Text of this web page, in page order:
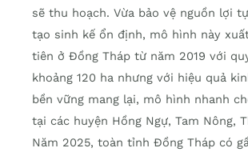
sẽ thu hoạch. Vừa bảo vệ nguồn lợi
tạo sinh kế ổn định, mô hình này
tiên ở Đồng Tháp từ năm 2019 với
khoảng 120 ha nhưng với hiệu quả
bền vững mang lại, mô hình nhanh
tại các huyện Hồng Ngự, Tam Nông,
Năm 2025, toàn tỉnh Đồng Tháp có